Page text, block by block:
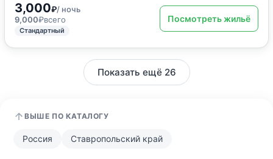
3,000₽/ ночь
9,000₽всего
Стандартный
Посмотреть жильё
Показать ещё 26
ВЫШЕ ПО КАТАЛОГУ
Россия Ставропольский край